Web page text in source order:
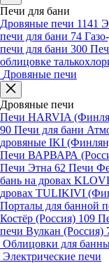
Печи для бани
Дровяные печи 1141
печи для бани 74
печи для бани 300
облицовке
Дровяные печи
Дровяные печи
Печи HARVIA
90 Печи для бани
дровяные IKI
Печи ВАРВАРА
Печи Этна 62 Печи
бань на дровах
дровах TULIKIVI
Порталы для банной
Костёр (Россия) 109
печи Вулкан (Россия)
Облицовки для
Электрические печи